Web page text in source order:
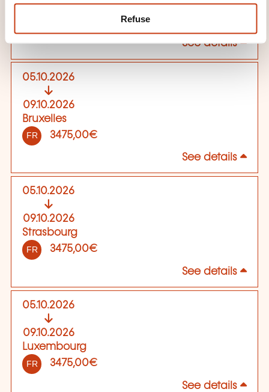
Refuse
A distance
See details
05.10.2026
09.10.2026
Bruxelles
FR 3475,00€
See details
05.10.2026
09.10.2026
Strasbourg
FR 3475,00€
See details
05.10.2026
09.10.2026
Luxembourg
FR 3475,00€
See details